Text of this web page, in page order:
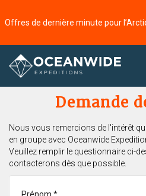
Accueil
Demande
Nous vous remercions de l'intérêt
en groupe avec Oceanwide
Veuillez remplir le questionnaire ci-
contacterons dès que possible.